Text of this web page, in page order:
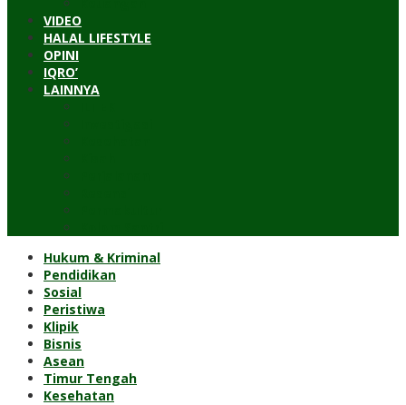
VIDEO
HALAL LIFESTYLE
OPINI
IQRO’
LAINNYA
Hukum & Kriminal
Pendidikan
Sosial
Peristiwa
Klipik
Bisnis
Asean
Timur Tengah
Kesehatan